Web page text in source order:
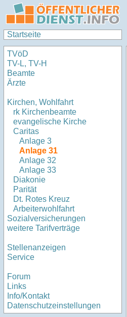
Startseite
TVöD
TV-L, TV-H
Beamte
Ärzte
Kirchen, Wohlfahrt
rk Kirchenbeamte
evangelische Kirche
Caritas
Anlage 3
Anlage 31
Anlage 32
Anlage 33
Diakonie
Parität
Dt. Rotes Kreuz
Arbeiterwohlfahrt
Sozialversicherungen
weitere Tarifverträge
Stellenanzeigen
Service
Forum
Links
Info/Kontakt
Datenschutzeinstellungen